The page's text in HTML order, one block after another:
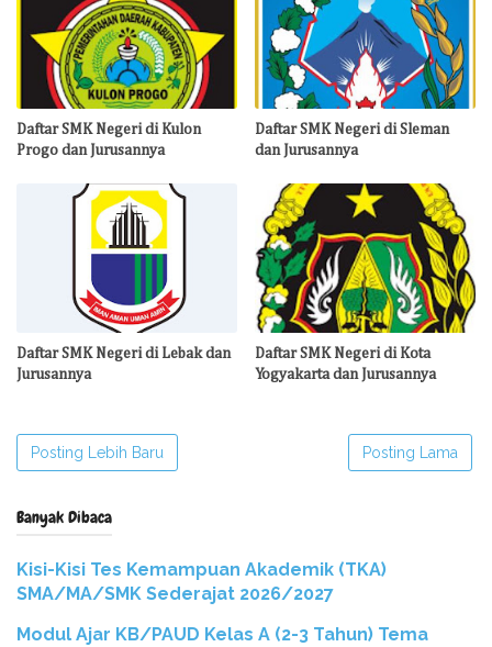
Daftar SMK Negeri di Kulon
Progo dan Jurusannya
Daftar SMK Negeri di Sleman
dan Jurusannya
Daftar SMK Negeri di Lebak dan
Jurusannya
Daftar SMK Negeri di Kota
Yogyakarta dan Jurusannya
Posting Lebih Baru Posting Lama
Banyak Dibaca
Kisi-Kisi Tes Kemampuan Akademik (TKA)
SMA/MA/SMK Sederajat 2026/2027
Modul Ajar KB/PAUD Kelas A (2-3 Tahun) Tema